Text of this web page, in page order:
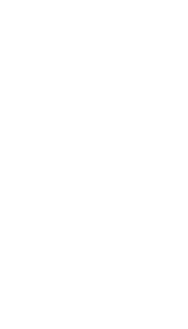
El Ayuntamiento de
celebración de bodas
oposición. Mientras el
de enlaces civiles, varios
ceremonias que les
Vélez-Málaga se ha
provincia para celebrar
el número de ceremonias
demanda ha puesto
debe ser asumido por